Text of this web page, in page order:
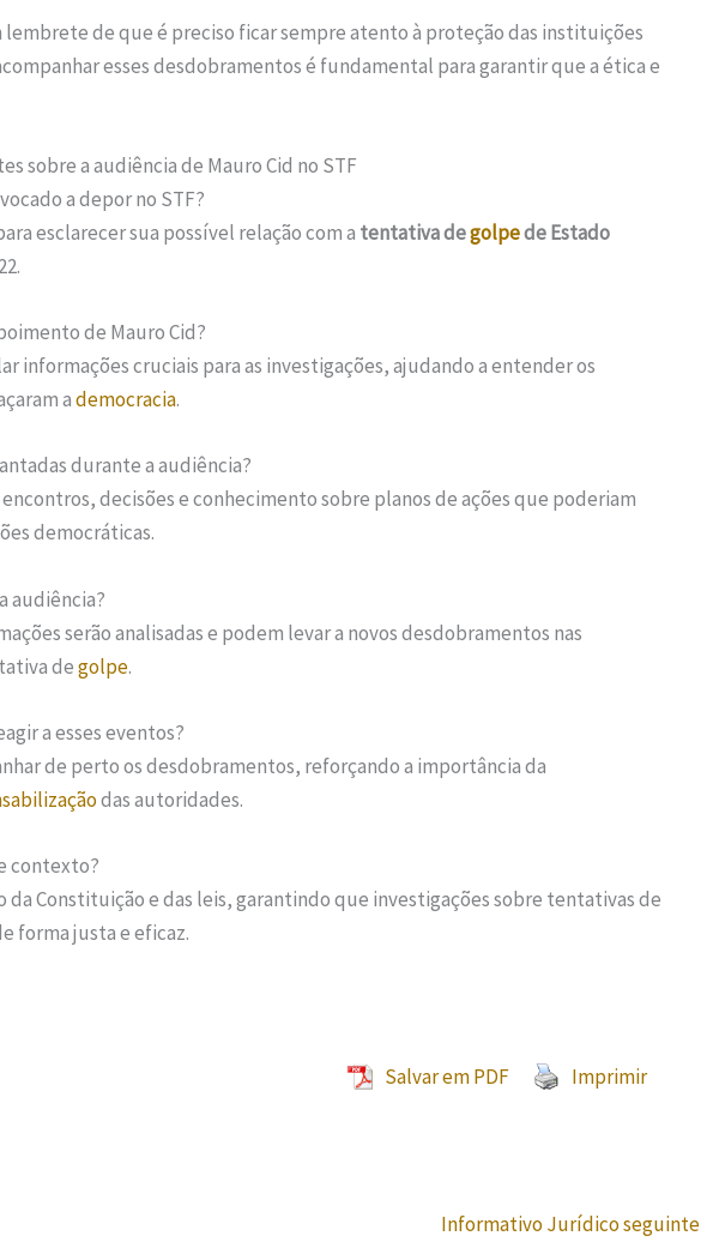
lembrete de que é preciso ficar sempre atento à proteção das instituições
esses desdobramentos é fundamental para garantir que a ética e
sobre a audiência de Mauro Cid no STF
a depor no STF?
esclarecer sua possível relação com a tentativa degolpede Estado
de Mauro Cid?
informações cruciais para as investigações, ajudando a entender os
ademocracia.
durante a audiência?
decisões e conhecimento sobre planos de ações que poderiam
democráticas.
audiência?
serão analisadas e podem levar a novos desdobramentos nas
degolpe.
a esses eventos?
de perto os desdobramentos, reforçando a importância da
das autoridades.
contexto?
da Constituição e das leis, garantindo que investigações sobre tentativas de
forma justa e eficaz.
Salvar em PDF Imprimir
Informativo Jurídico seguinte